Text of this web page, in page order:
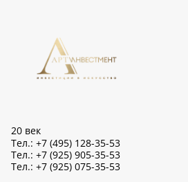
20 век
Тел.: +7 (495) 128-35-53
Тел.: +7 (925) 905-35-53
Тел.: +7 (925) 075-35-53